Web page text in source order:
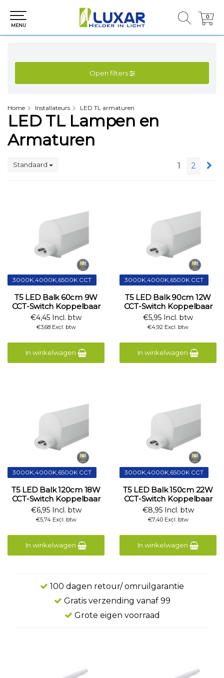
0
0
MENU
Open filters
Home Installateurs LED TL armaturen
LED TL Lampen en
Armaturen
Standaard 1 2
3000K,4000K,6500K CCT
T5 LED Balk 60cm 9W
CCT-Switch Koppelbaar
€4,45 Incl. btw
€3,68 Excl. btw
In winkelwagen
3000K,4000K,6500K CCT
T5 LED Balk 90cm 12W
CCT-Switch Koppelbaar
€5,95 Incl. btw
€4,92 Excl. btw
In winkelwagen
3000K,4000K,6500K CCT
T5 LED Balk 120cm 18W
CCT-Switch Koppelbaar
€6,95 Incl. btw
€5,74 Excl. btw
In winkelwagen
3000K,4000K,6500K CCT
T5 LED Balk 150cm 22W
CCT-Switch Koppelbaar
€8,95 Incl. btw
€7,40 Excl. btw
In winkelwagen
100 dagen retour/ omruilgarantie
Gratis verzending vanaf 99
Grote eigen voorraad